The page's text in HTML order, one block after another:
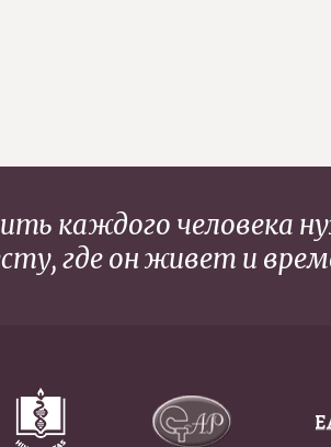
каждого человека
где он живет и